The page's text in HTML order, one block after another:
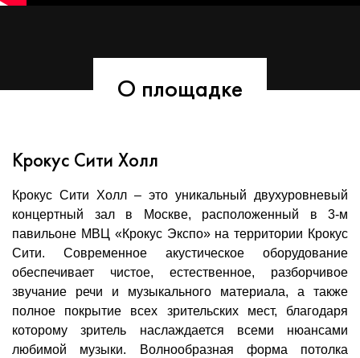
О площадке
Крокус Сити Холл
Крокус Сити Холл – это уникальный двухуровневый
концертный зал в Москве, расположенный в 3-м
павильоне МВЦ «Крокус Экспо» на территории Крокус
Сити. Современное акустическое оборудование
обеспечивает чистое, естественное, разборчивое
звучание речи и музыкального материала, а также
полное покрытие всех зрительских мест, благодаря
которому зритель наслаждается всеми нюансами
любимой музыки. Волнообразная форма потолка